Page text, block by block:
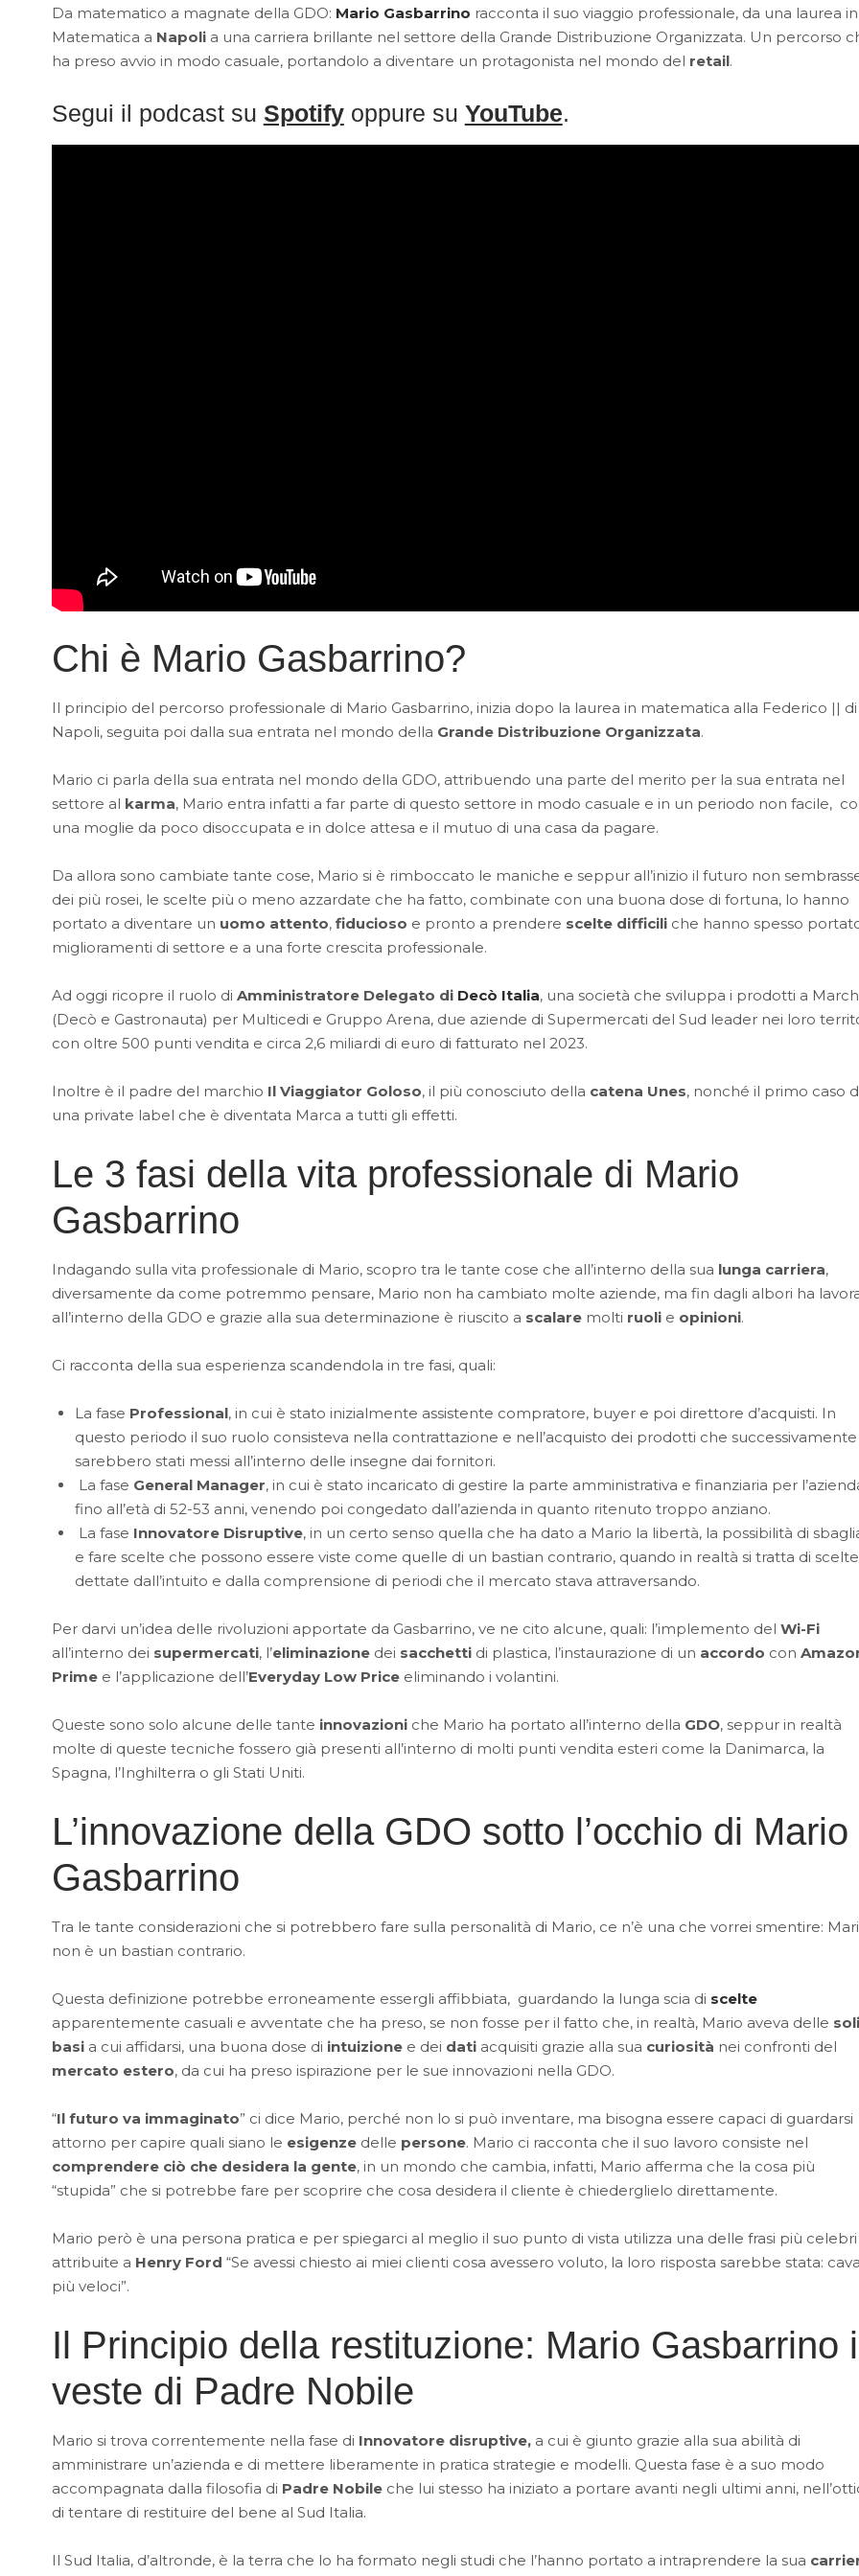
Da matematico a magnate della GDO: Mario Gasbarrino racconta il suo viaggio professionale, da una laurea in
Matematica a Napolia una carriera brillante nel settore della Grande Distribuzione Organizzata. Un percorso
ha preso avvio in modo casuale, portandolo a diventare un protagonista nel mondo del retail.
Segui il podcast su Spotifyoppure su YouTube.
Chi è Mario Gasbarrino?
Il principio del percorso professionale di Mario Gasbarrino, inizia dopo la laurea in matematica alla Federico || di
Napoli, seguita poi dalla sua entrata nel mondo della Grande Distribuzione Organizzata.
Mario ci parla della sua entrata nel mondo della GDO, attribuendo una parte del merito per la sua entrata nel
settore al karma, Mario entra infatti a far parte di questo settore in modo casuale e in un periodo non facile,
una moglie da poco disoccupata e in dolce attesa e il mutuo di una casa da pagare.
Da allora sono cambiate tante cose, Mario si è rimboccato le maniche e seppur all’inizio il futuro non
dei più rosei, le scelte più o meno azzardate che ha fatto, combinate con una buona dose di fortuna, lo hanno
portato a diventare un uomo attento, fiducioso e pronto a prendere scelte difficiliche hanno spesso
miglioramenti di settore e a una forte crescita professionale.
Ad oggi ricopre il ruolo di Amministratore Delegato di Decò Italia, una società che sviluppa i prodotti a
(Decò e Gastronauta) per Multicedi e Gruppo Arena, due aziende di Supermercati del Sud leader nei loro
con oltre 500 punti vendita e circa 2,6 miliardi di euro di fatturato nel 2023.
Inoltre è il padre del marchio Il Viaggiator Goloso, il più conosciuto della catena Unes, nonché il primo caso
una private label che è diventata Marca a tutti gli effetti.
Le 3 fasi della vita professionale di Mario
Gasbarrino
Indagando sulla vita professionale di Mario, scopro tra le tante cose che all’interno della sua lunga carriera,
diversamente da come potremmo pensare, Mario non ha cambiato molte aziende, ma fin dagli albori ha
all’interno della GDO e grazie alla sua determinazione è riuscito a scalaremolti ruolie opinioni.
Ci racconta della sua esperienza scandendola in tre fasi, quali:
La fase Professional, in cui è stato inizialmente assistente compratore, buyer e poi direttore d’acquisti. In
questo periodo il suo ruolo consisteva nella contrattazione e nell’acquisto dei prodotti che successivamente
sarebbero stati messi all’interno delle insegne dai fornitori.
La fase General Manager, in cui è stato incaricato di gestire la parte amministrativa e finanziaria per
fino all’età di 52-53 anni, venendo poi congedato dall’azienda in quanto ritenuto troppo anziano.
La fase Innovatore Disruptive, in un certo senso quella che ha dato a Mario la libertà, la possibilità di
e fare scelte che possono essere viste come quelle di un bastian contrario, quando in realtà si tratta di scelte
dettate dall’intuito e dalla comprensione di periodi che il mercato stava attraversando.
Per darvi un’idea delle rivoluzioni apportate da Gasbarrino, ve ne cito alcune, quali: l’implemento del Wi-Fi
all’interno dei supermercati, l’eliminazionedei sacchettidi plastica, l’instaurazione di un accordo con
Primee l’applicazione dell’Everyday Low Priceeliminando i volantini.
Queste sono solo alcune delle tante innovazioniche Mario ha portato all’interno della GDO, seppur in realtà
molte di queste tecniche fossero già presenti all’interno di molti punti vendita esteri come la Danimarca, la
Spagna, l’Inghilterra o gli Stati Uniti.
L’innovazione della GDO sotto l’occhio di Mario
Gasbarrino
Tra le tante considerazioni che si potrebbero fare sulla personalità di Mario, ce n’è una che vorrei smentire:
non è un bastian contrario.
Questa definizione potrebbe erroneamente essergli affibbiata, guardando la lunga scia di scelte
apparentemente casuali e avventate che ha preso, se non fosse per il fatto che, in realtà, Mario aveva delle
basia cui affidarsi, una buona dose di intuizionee dei dati acquisiti grazie alla sua curiosità nei confronti del
mercato estero, da cui ha preso ispirazione per le sue innovazioni nella GDO.
“Il futuro va immaginato” ci dice Mario, perché non lo si può inventare, ma bisogna essere capaci di guardarsi
attorno per capire quali siano le esigenzedelle persone. Mario ci racconta che il suo lavoro consiste nel
comprendere ciò che desidera la gente, in un mondo che cambia, infatti, Mario afferma che la cosa più
“stupida” che si potrebbe fare per scoprire che cosa desidera il cliente è chiederglielo direttamente.
Mario però è una persona pratica e per spiegarci al meglio il suo punto di vista utilizza una delle frasi più celebri
attribuite a Henry Ford “Se avessi chiesto ai miei clienti cosa avessero voluto, la loro risposta sarebbe stata:
più veloci”.
Il Principio della restituzione: Mario Gasbarrino
veste di Padre Nobile
Mario si trova correntemente nella fase di Innovatore disruptive, a cui è giunto grazie alla sua abilità di
amministrare un’azienda e di mettere liberamente in pratica strategie e modelli. Questa fase è a suo modo
accompagnata dalla filosofia di Padre Nobileche lui stesso ha iniziato a portare avanti negli ultimi anni,
di tentare di restituire del bene al Sud Italia.
Il Sud Italia, d’altronde, è la terra che lo ha formato negli studi che l’hanno portato a intraprendere la sua